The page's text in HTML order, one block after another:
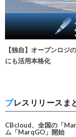
【独自】オープンロジ
にも活用本格化
プレスリリース
CBcloud、全国の「
ム「MarqGO」開始